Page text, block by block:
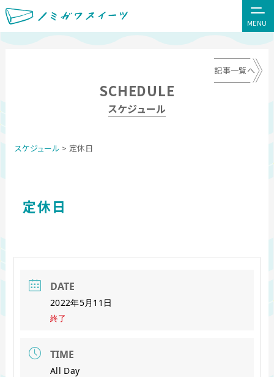
MENU
SCHEDULE
スケジュール
記事一覧へ
スケジュール > 定休日
定休日
DATE
2022年5月11日
終了
TIME
All Day